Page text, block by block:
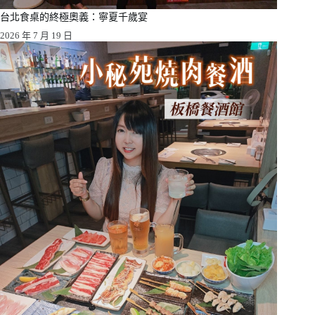
台北食桌的終極奧義：寧夏千歲宴
2026 年 7 月 19 日